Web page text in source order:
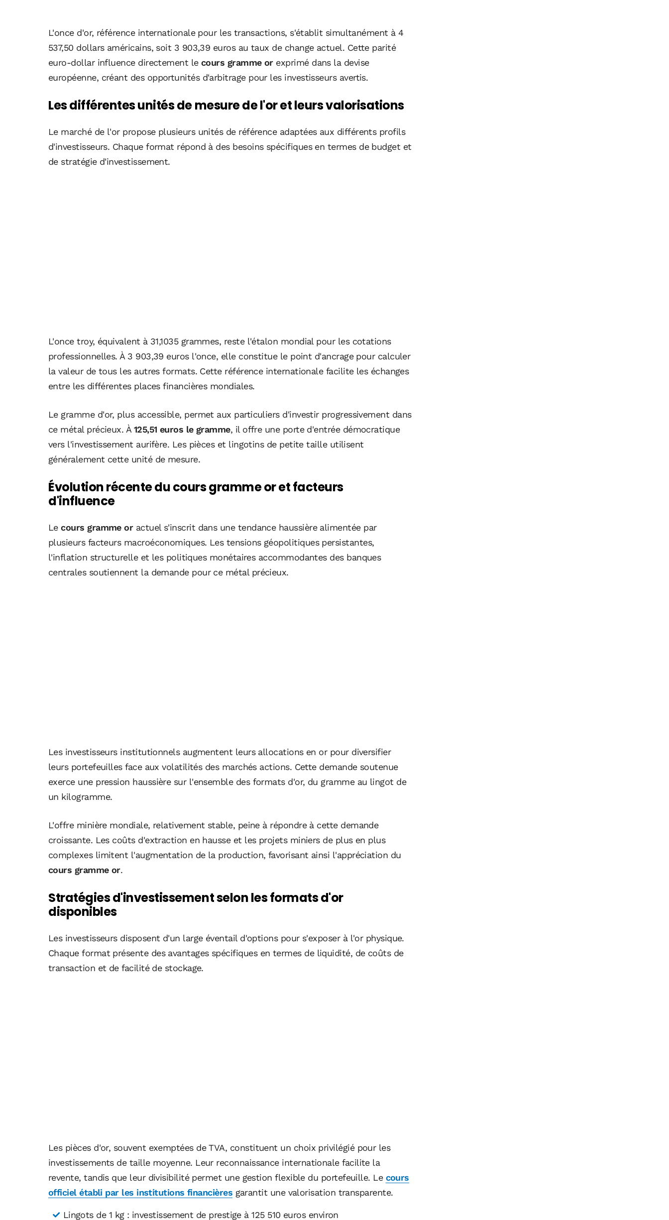
L'once d'or, référence internationale pour les transactions, s'établit simultanément à 4
537,50 dollars américains, soit 3 903,39 euros au taux de change actuel. Cette parité
euro-dollar influence directement lecours gramme orexprimé dans la devise
européenne, créant des opportunités d'arbitrage pour les investisseurs avertis.
Les différentes unités de mesure de l'or et leurs valorisations
Le marché de l'or propose plusieurs unités de référence adaptées aux différents profils
d'investisseurs. Chaque format répond à des besoins spécifiques en termes de budget et
de stratégie d'investissement.
L'once troy, équivalent à 31,1035 grammes, reste l'étalon mondial pour les cotations
professionnelles. À 3 903,39 euros l'once, elle constitue le point d'ancrage pour calculer
la valeur de tous les autres formats. Cette référence internationale facilite les échanges
entre les différentes places financières mondiales.
Le gramme d'or, plus accessible, permet aux particuliers d'investir progressivement dans
ce métal précieux. À 125,51 euros le gramme, il offre une porte d'entrée démocratique
vers l'investissement aurifère. Les pièces et lingotins de petite taille utilisent
généralement cette unité de mesure.
Évolution récente du cours gramme or et facteurs
d'influence
Lecours gramme oractuel s'inscrit dans une tendance haussière alimentée par
plusieurs facteurs macroéconomiques. Les tensions géopolitiques persistantes,
l'inflation structurelle et les politiques monétaires accommodantes des banques
centrales soutiennent la demande pour ce métal précieux.
Les investisseurs institutionnels augmentent leurs allocations en or pour diversifier
leurs portefeuilles face aux volatilités des marchés actions. Cette demande soutenue
exerce une pression haussière sur l'ensemble des formats d'or, du gramme au lingot de
un kilogramme.
L'offre minière mondiale, relativement stable, peine à répondre à cette demande
croissante. Les coûts d'extraction en hausse et les projets miniers de plus en plus
complexes limitent l'augmentation de la production, favorisant ainsi l'appréciation du
cours gramme or.
Stratégies d'investissement selon les formats d'or
disponibles
Les investisseurs disposent d'un large éventail d'options pour s'exposer à l'or physique.
Chaque format présente des avantages spécifiques en termes de liquidité, de coûts de
transaction et de facilité de stockage.
Les pièces d'or, souvent exemptées de TVA, constituent un choix privilégié pour les
investissements de taille moyenne. Leur reconnaissance internationale facilite la
revente, tandis que leur divisibilité permet une gestion flexible du portefeuille. Le cours
officiel établi par les institutions financières garantit une valorisation transparente.
Lingots de 1 kg : investissement de prestige à 125 510 euros environ